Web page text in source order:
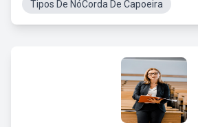
Tipos De NóCorda De Capoeira